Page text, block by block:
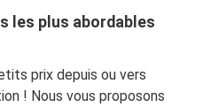
les plus abordables
prix depuis ou vers
! Nous vous proposons